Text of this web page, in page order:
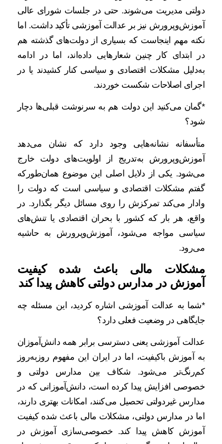
دولتی مدیریت می‌شوند. حتی در جلسات شورای عالی
آموزش‌وپرورش نیز بر عدالت آموزشی تأکید داشت. اما
نکته مهم اینجاست که بسیاری از دولت‌های گذشته هم
در ابتدای کار چنین شعارهایی داده‌اند، اما در ادامه
به‌دلیل مشکلات اقتصادی و سیاسی کنار کشیدند یا در
اجرای اصلاحات شکست خوردند.
*گمان می‌کنید این دولت هم به سرنوشت قبلی‌ها دچار
شود؟
متأسفانه نشانه‌هایی وجود دارد که نشان می‌دهد
آموزش‌وپرورش به‌تدریج از اولویت‌های دولت خارج
می‌شود. یکی از دلایل اصلی این موضوع همان‌طورکه
گفتم مشکلات اقتصادی و سیاسی است که دولت را
وادار می‌کند تمرکزش را روی مسائل دیگر بگذارد. در
واقع، هر بار که کشور با بحران اقتصادی یا تنش‌های
سیاسی مواجه می‌شود، آموزش‌وپرورش به حاشیه
می‌رود.
مشکلات مالی باعث شده کیفیت
آموزش در مدارس دولتی کاهش پیدا کند
*شما به عدالت آموزشی اشاره کردید، این مسئله چه
جایگاهی در وضعیت فعلی دارد؟
عدالت آموزشی یعنی دسترسی برابر همه دانش‌آموزان
به آموزش باکیفیت، اما در ایران این مفهوم روزبه‌روز
کم‌رنگ‌تر می‌شود. شکاف بین مدارس دولتی و
خصوصی افزایش پیدا کرده است، دانش‌آموزانی که در
مدارس غیردولتی تحصیل می‌کنند، امکانات بهتری دارند،
اما در مدارس دولتی، مشکلات مالی باعث شده کیفیت
آموزش کاهش پیدا کند. خصوصی‌سازی آموزش در